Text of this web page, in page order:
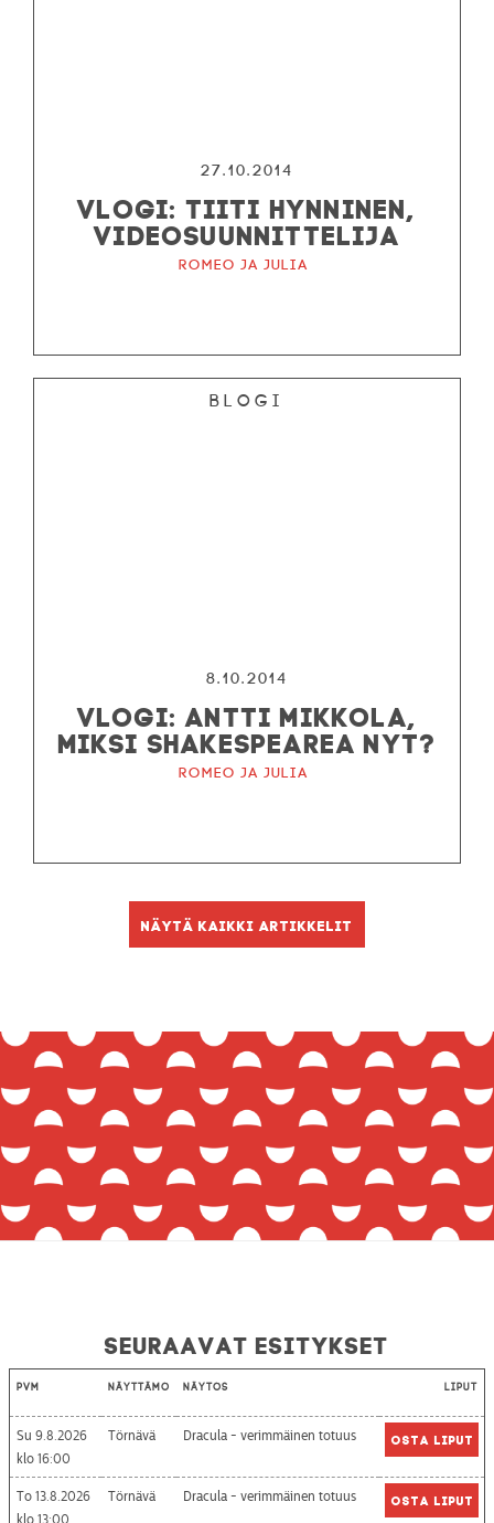
27.10.2014
VLOGI: TIITI HYNNINEN,
VIDEOSUUNNITTELIJA
Romeo ja Julia
Blogi
8.10.2014
VLOGI: ANTTI MIKKOLA,
MIKSI SHAKESPEAREA NYT?
Romeo ja Julia
Näytä kaikki artikkelit
Seuraavat esitykset
Pvm Näyttämö Näytös Liput
Su 9.8.2026
16:00
Törnävä Dracula - verimmäinen totuus Osta liput
To 13.8.2026
13:00
Törnävä Dracula - verimmäinen totuus Osta liput